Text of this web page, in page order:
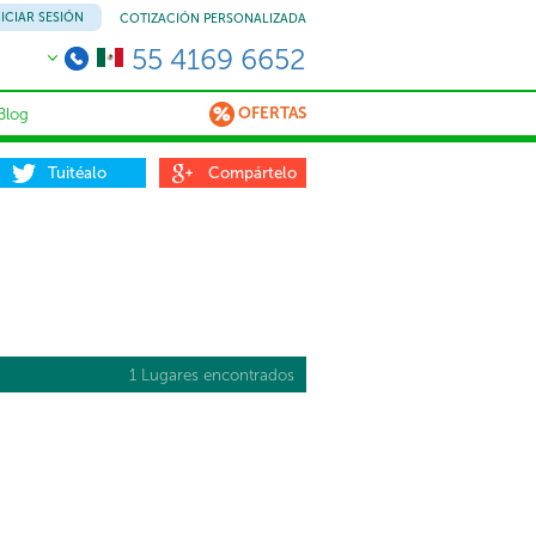
SESIÓN COTIZACIÓN PERSONALIZADA
55 4169 6652
OFERTAS
Tuitéalo Compártelo
1 Lugares encontrados